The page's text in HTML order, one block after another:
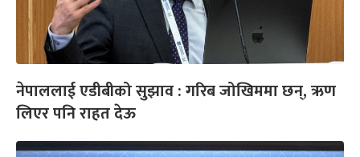
नेपाललाई एडीबीको सुझाव : गरिब जोखिममा छन्, ऋण
लिएर पनि राहत देऊ